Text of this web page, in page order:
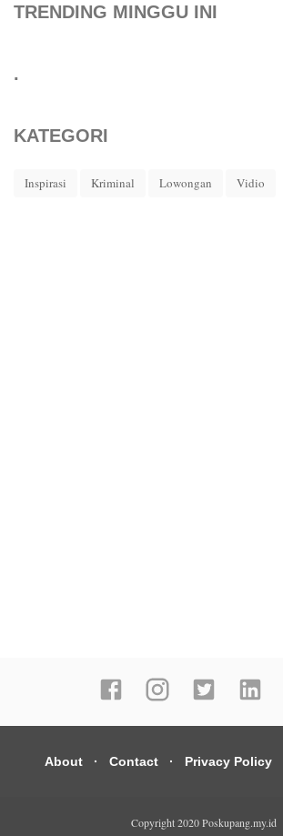
TRENDING MINGGU INI
.
KATEGORI
Inspirasi Kriminal Lowongan Vidio
About Contact Privacy Policy
Copyright 2020Poskupang.my.id